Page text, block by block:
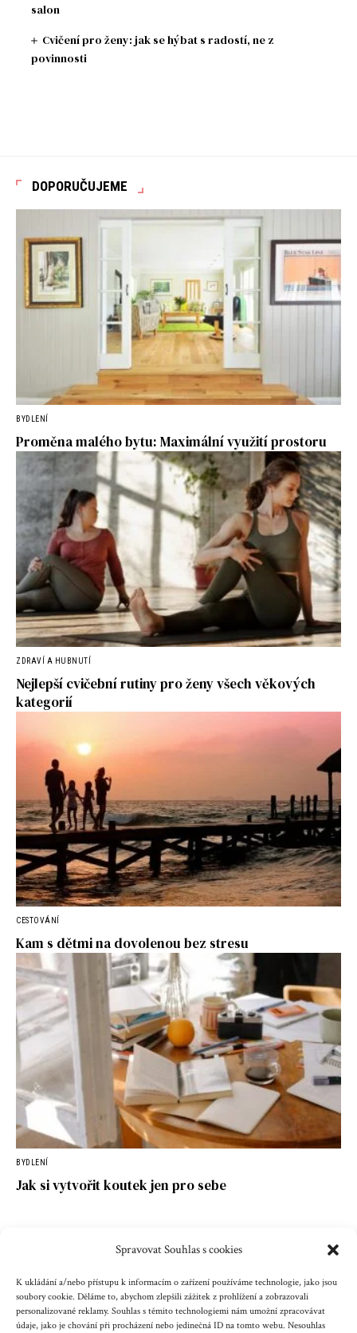
Spravovat Souhlas s cookies
K ukládání a/nebo přístupu k informacím o zařízení používáme technologie, jako jsou
soubory cookie. Děláme to, abychom zlepšili zážitek z prohlížení a zobrazovali
personalizované reklamy. Souhlas s těmito technologiemi nám umožní zpracovávat
údaje, jako je chování při procházení nebo jedinečná ID na tomto webu. Nesouhlas
salon
Cvičení pro ženy: jak se hýbat s radostí, ne z
povinnosti
DOPORUČUJEME
BYDLENÍ
Proměna malého bytu: Maximální využití prostoru
ZDRAVÍ A HUBNUTÍ
Nejlepší cvičební rutiny pro ženy všech věkových
kategorií
CESTOVÁNÍ
Kam s dětmi na dovolenou bez stresu
BYDLENÍ
Jak si vytvořit koutek jen pro sebe
Kontakt Reklama Cookies Ochrana údajů
Copyright © 2023 zenazenam.cz